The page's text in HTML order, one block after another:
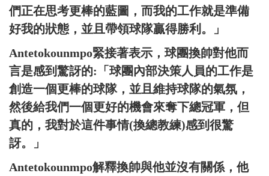
們正在思考更棒的藍圖，而我的工作就是準備
好我的狀態，並且帶領球隊贏得勝利。」
Antetokounmpo緊接著表示，球團換帥對他而
言是感到驚訝的:「球團內部決策人員的工作是
創造一個更棒的球隊，並且維持球隊的氣氛，
然後給我們一個更好的機會來奪下總冠軍，但
真的，我對於這件事情(換總教練)感到很驚
訝。」
Antetokounmpo解釋換帥與他並沒有關係，他